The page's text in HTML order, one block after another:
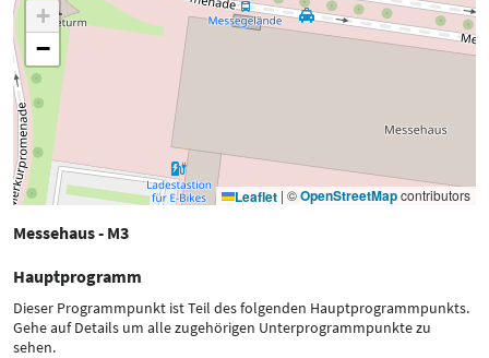
+
−
Leaflet | ©OpenStreetMapcontributors
Messehaus - M3
Hauptprogramm
Dieser Programmpunkt ist Teil des folgenden Hauptprogrammpunkts.
Gehe auf Details um alle zugehörigen Unterprogrammpunkte zu
sehen.